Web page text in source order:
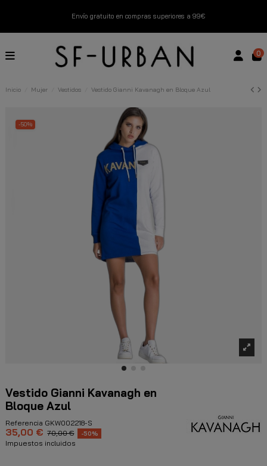
Envío gratuito en compras superiores a 99€
Nuevos productos disponibles esta semana
Descubre Nuestras Novedades
0
Inicio Mujer Vestidos Vestido Gianni Kavanagh en Bloque Azul
-50%
Vestido Gianni Kavanagh en
Bloque Azul
Referencia GKW002218-S
35,00 € 70,00 € -50%
Impuestos incluidos